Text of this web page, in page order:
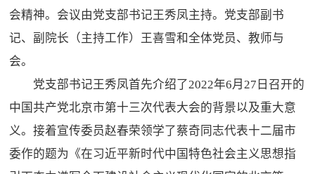
会精神。会议由党支部书记王秀凤主持。党支部副书
记、副院长（主持工作）王喜雪和全体党员、教师与
会。
党支部书记王秀凤首先介绍了2022年6月27日召开的
中国共产党北京市第十三次代表大会的背景以及重大意
义。接着宣传委员赵春荣领学了蔡奇同志代表十二届市
委作的题为《在习近平新时代中国特色社会主义思想指